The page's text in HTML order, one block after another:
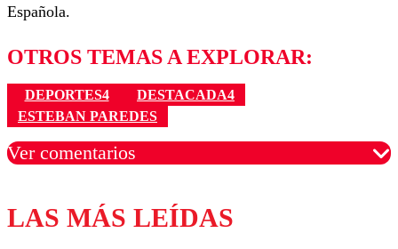
Española.
OTROS TEMAS A EXPLORAR:
DEPORTES4
DESTACADA4
ESTEBAN PAREDES
Ver comentarios
Los comentarios son moderados para garantizar un
diálogo respetuoso.
LAS MÁS LEÍDAS